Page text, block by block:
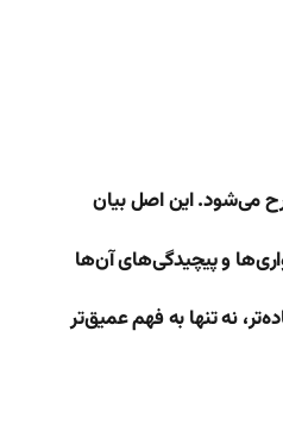
می‌شود. این اصل بیان
و پیچیدگی‌های آن‌ها
نه تنها به فهم عمیق‌تر